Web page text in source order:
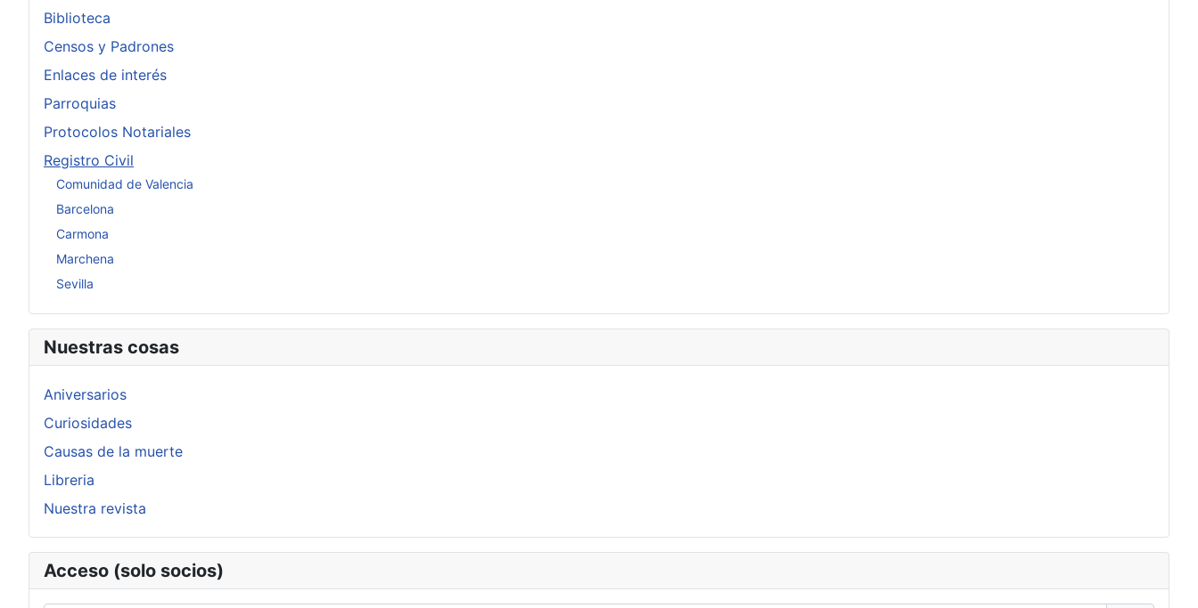
Biblioteca
Censos y Padrones
Enlaces de interés
Parroquias
Protocolos Notariales
Registro Civil
Comunidad de Valencia
Barcelona
Carmona
Marchena
Sevilla
Nuestras cosas
Aniversarios
Curiosidades
Causas de la muerte
Libreria
Nuestra revista
Acceso (solo socios)